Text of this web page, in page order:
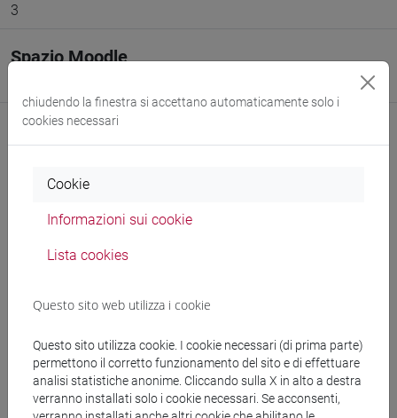
3
Spazio Moodle
Docenti
SOLARI Aldo- 30h Lezione
chiudendo la finestra si accettano automaticamente solo i
cookies necessari
Cookie
Informazioni sui cookie
Lista cookies
Questo sito web utilizza i cookie
Questo sito utilizza cookie. I cookie necessari (di prima parte)
permettono il corretto funzionamento del sito e di effettuare
analisi statistiche anonime. Cliccando sulla X in alto a destra
verranno installati solo i cookie necessari. Se acconsenti,